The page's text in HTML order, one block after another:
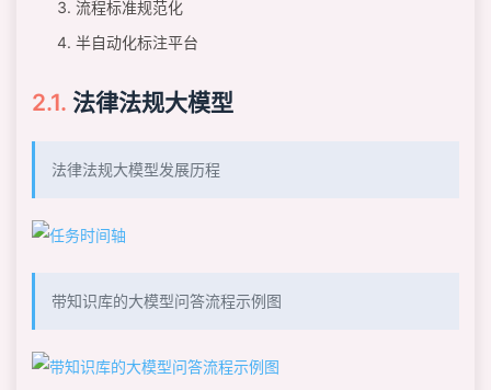
流程标准规范化
半自动化标注平台
法律法规大模型
法律法规大模型发展历程
带知识库的大模型问答流程示例图